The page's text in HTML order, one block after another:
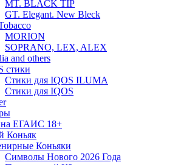
MT. BLACK TIP
GT. Elegant. New Bleck
MORION
SOPRANO, LEX, ALEX
and others
стики
Стики для IQOS ILUMA
Стики для IQOS
ЕГАИС 18+
Коньяк
Коньяки
Символы Нового 2026 Года